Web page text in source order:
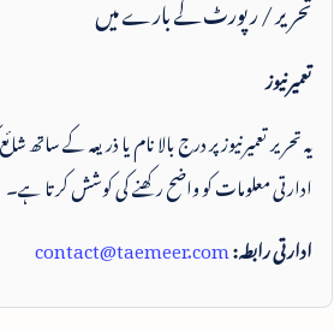
تعمیرنیوز
یہ تحریر تعمیرنیوز پر درج بالا نام یا ذریعہ کے
ادارتی معلومات کو واضح رکھنے کی کوشش کرتا ہے۔
ادارتی رابطہ:contact@taemeer.com